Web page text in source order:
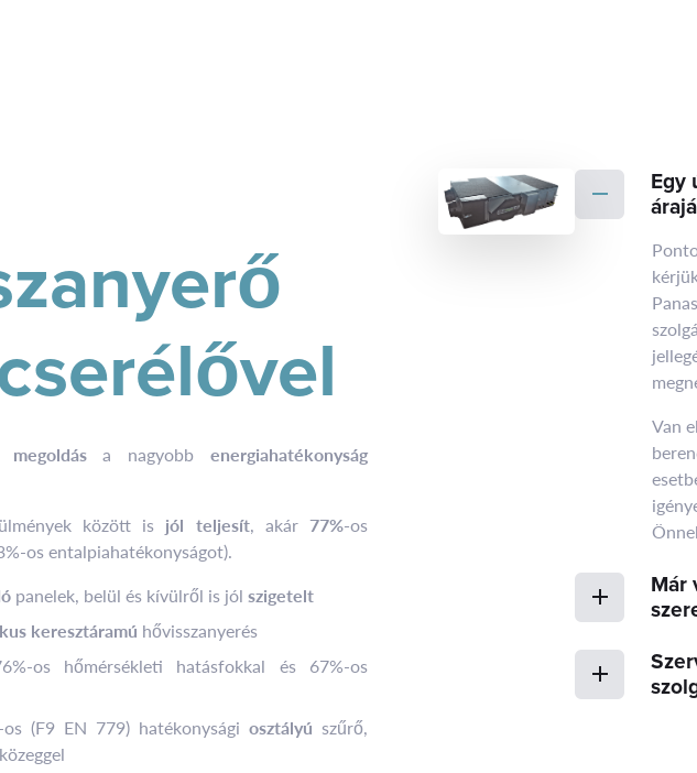
a nagyobbenergiahatékonyság
között is jól teljesít, akár 77%-os
os entalpiahatékonyságot).
panelek, belül és kívülről is jólszigetelt
keresztáramú hővisszanyerés
os hőmérsékleti hatásfokkal és 67%-os
os (F9 EN 779) hatékonyságiosztályú szűrő,
közeggel
Egy
Van
Már